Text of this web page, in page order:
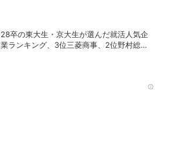
28卒の東大生・京大生が選んだ就活人気企
業ランキング、3位三菱商事、2位野村総合